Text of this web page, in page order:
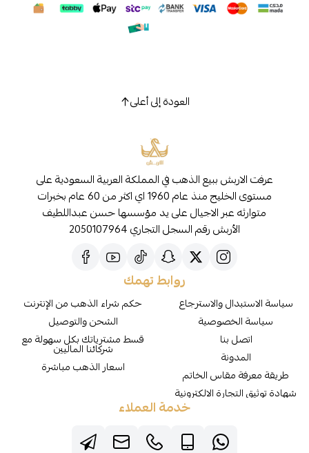
العودة إلى أعلى
عرفت الاربش ببيع الذهب في المملكة العربية السعودية على
مستوى الخليج منذ عام 1960 اي اكثر من 60 عام بخبرات
متوارثه عبر الاجيال على يد مؤسسها حسن عبداللطيف
الأربش رقم السجل التجاري 2050107964
روابط تهمك
سياسة الاستبدال والاسترجاع
سياسة الخصوصية
اتصل بنا
المدونة
طريقة معرفة مقاس الخاتم
شهادة توثيق التجارة الالكترونية
حكم شراء الذهب من الإنترنت
الشحن والتوصيل
قسط مشترياتك بكل سهولة مع
شركائنا الماليين
اسعار الذهب مباشرة
خدمة العملاء